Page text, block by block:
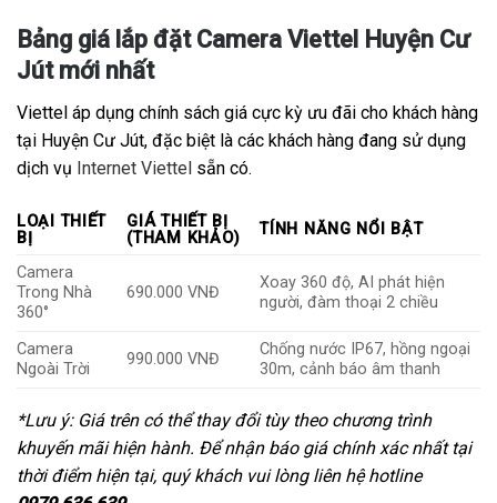
Bảng giá lắp đặt Camera Viettel Huyện Cư
Jút mới nhất
Viettel áp dụng chính sách giá cực kỳ ưu đãi cho khách hàng
tại Huyện Cư Jút, đặc biệt là các khách hàng đang sử dụng
dịch vụ Internet Viettel sẵn có.
LOẠI THIẾT
BỊ
GIÁ THIẾT BỊ
(THAM KHẢO)
TÍNH NĂNG NỔI BẬT
Camera
Trong Nhà
360°
690.000 VNĐ
Xoay 360 độ, AI phát hiện
người, đàm thoại 2 chiều
Camera
Ngoài Trời
990.000 VNĐ
Chống nước IP67, hồng ngoại
30m, cảnh báo âm thanh
*Lưu ý: Giá trên có thể thay đổi tùy theo chương trình
khuyến mãi hiện hành. Để nhận báo giá chính xác nhất tại
thời điểm hiện tại, quý khách vui lòng liên hệ hotline